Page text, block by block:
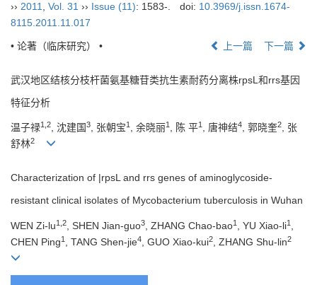
换
›› 2011 Vol. 31 ›› Issue (11): 1583-. doi: 10.3969/j.issn.1674-
8115.2011.11.017
• 论著（临床研究） • 上一篇 下一篇
武汉地区结核分枝杆菌氨基糖苷类抗生素耐药分离株rpsL和rrs基因
特征分析
温子禄1,2, 沈建国3, 张朝宝1 , 余晓丽1 , 陈 平1 , 唐神结4, 郭晓奎2, 张
舒林2
Characterization of |rpsL and rrs genes of aminoglycoside-
resistant clinical isolates of Mycobacterium tuberculosis in Wuhan
WEN Zi-lu1,2 , SHEN Jian-guo3 , ZHANG Chao-bao1 , YU Xiao-li1
CHEN Ping1 , TANG Shen-jie4 , GUO Xiao-kui2 , ZHANG Shu-lin2